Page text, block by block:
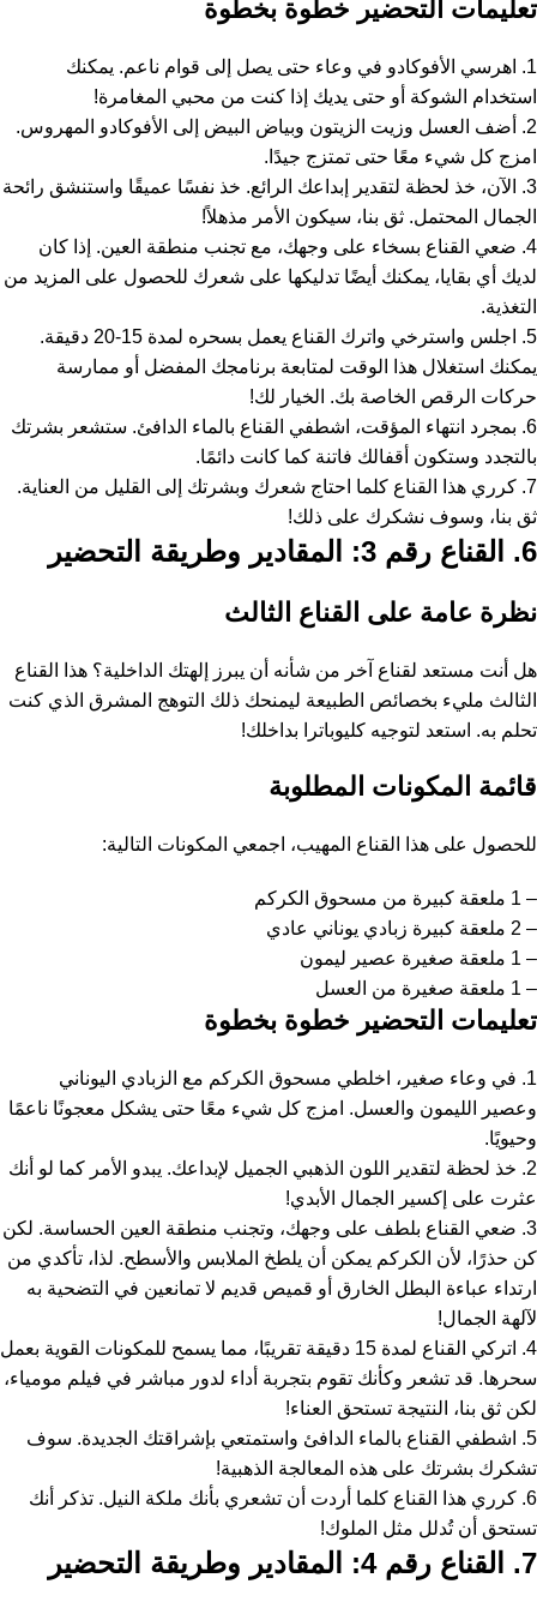
تعليمات التحضير خطوة بخطوة
1. اهرسي الأفوكادو في وعاء حتى يصل إلى قوام ناعم. يمكنك
استخدام الشوكة أو حتى يديك إذا كنت من محبي المغامرة!
2. أضف العسل وزيت الزيتون وبياض البيض إلى الأفوكادو المهروس.
امزج كل شيء معًا حتى تمتزج جيدًا.
3. الآن، خذ لحظة لتقدير إبداعك الرائع. خذ نفسًا عميقًا واستنشق رائحة
الجمال المحتمل. ثق بنا، سيكون الأمر مذهلاً!
4. ضعي القناع بسخاء على وجهك، مع تجنب منطقة العين. إذا كان
لديك أي بقايا، يمكنك أيضًا تدليكها على شعرك للحصول على المزيد من
التغذية.
5. اجلس واسترخي واترك القناع يعمل بسحره لمدة 15-20 دقيقة.
يمكنك استغلال هذا الوقت لمتابعة برنامجك المفضل أو ممارسة
حركات الرقص الخاصة بك. الخيار لك!
6. بمجرد انتهاء المؤقت، اشطفي القناع بالماء الدافئ. ستشعر بشرتك
بالتجدد وستكون أقفالك فاتنة كما كانت دائمًا.
7. كرري هذا القناع كلما احتاج شعرك وبشرتك إلى القليل من العناية.
ثق بنا، وسوف نشكرك على ذلك!
6. القناع رقم 3: المقادير وطريقة التحضير
نظرة عامة على القناع الثالث
هل أنت مستعد لقناع آخر من شأنه أن يبرز إلهتك الداخلية؟ هذا القناع
الثالث مليء بخصائص الطبيعة ليمنحك ذلك التوهج المشرق الذي كنت
تحلم به. استعد لتوجيه كليوباترا بداخلك!
قائمة المكونات المطلوبة
للحصول على هذا القناع المهيب، اجمعي المكونات التالية:
– 1 ملعقة كبيرة من مسحوق الكركم
– 2 ملعقة كبيرة زبادي يوناني عادي
– 1 ملعقة صغيرة عصير ليمون
– 1 ملعقة صغيرة من العسل
تعليمات التحضير خطوة بخطوة
1. في وعاء صغير، اخلطي مسحوق الكركم مع الزبادي اليوناني
وعصير الليمون والعسل. امزج كل شيء معًا حتى يشكل معجونًا ناعمًا
وحيويًا.
2. خذ لحظة لتقدير اللون الذهبي الجميل لإبداعك. يبدو الأمر كما لو أنك
عثرت على إكسير الجمال الأبدي!
3. ضعي القناع بلطف على وجهك، وتجنب منطقة العين الحساسة. لكن
كن حذرًا، لأن الكركم يمكن أن يلطخ الملابس والأسطح. لذا، تأكدي من
ارتداء عباءة البطل الخارق أو قميص قديم لا تمانعين في التضحية به
لآلهة الجمال!
4. اتركي القناع لمدة 15 دقيقة تقريبًا، مما يسمح للمكونات القوية بعمل
سحرها. قد تشعر وكأنك تقوم بتجربة أداء لدور مباشر في فيلم مومياء،
لكن ثق بنا، النتيجة تستحق العناء!
5. اشطفي القناع بالماء الدافئ واستمتعي بإشراقتك الجديدة. سوف
تشكرك بشرتك على هذه المعالجة الذهبية!
6. كرري هذا القناع كلما أردت أن تشعري بأنك ملكة النيل. تذكر أنك
تستحق أن تُدلل مثل الملوك!
7. القناع رقم 4: المقادير وطريقة التحضير